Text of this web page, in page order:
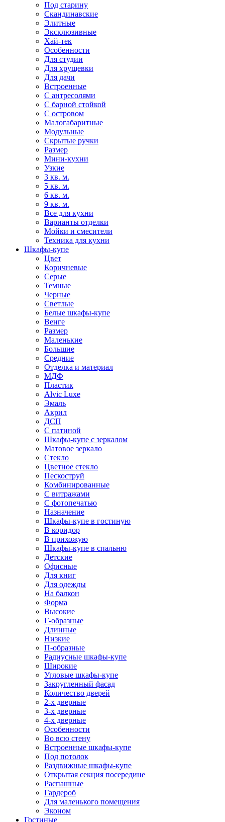
Под старину
Скандинавские
Элитные
Эксклюзивные
Хай-тек
Особенности
Для студии
Для хрущевки
Для дачи
Встроенные
С антресолями
С барной стойкой
С островом
Малогабаритные
Модульные
Скрытые ручки
Размер
Мини-кухни
Узкие
3 кв. м.
5 кв. м.
6 кв. м.
9 кв. м.
Все для кухни
Варианты отделки
Мойки и смесители
Техника для кухни
Шкафы-купе
Цвет
Коричневые
Серые
Темные
Черные
Светлые
Белые шкафы-купе
Венге
Размер
Маленькие
Большие
Средние
Отделка и материал
МДФ
Пластик
Alvic Luxe
Эмаль
Акрил
ДСП
С патиной
Шкафы-купе с зеркалом
Матовое зеркало
Стекло
Цветное стекло
Пескоструй
Комбинированные
С витражами
С фотопечатью
Назначение
Шкафы-купе в гостиную
В коридор
В прихожую
Шкафы-купе в спальню
Детские
Офисные
Для книг
Для одежды
На балкон
Форма
Высокие
Г-образные
Длинные
Низкие
П-образные
Радиусные шкафы-купе
Широкие
Угловые шкафы-купе
Закругленный фасад
Количество дверей
2-х дверные
3-х дверные
4-х дверные
Особенности
Во всю стену
Встроенные шкафы-купе
Под потолок
Раздвижные шкафы-купе
Открытая секция посередине
Распашные
Гардероб
Для маленького помещения
Эконом
Гостиные